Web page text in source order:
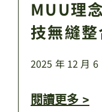
MUU理
技無縫整
2025 年 12 月 6
閱讀更多 >